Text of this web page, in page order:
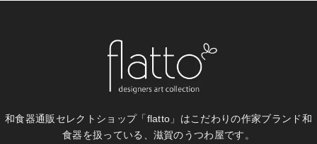
和食器通販セレクトショップ「flatto」はこだわりの作家ブランド和
食器を扱っている、滋賀のうつわ屋です。